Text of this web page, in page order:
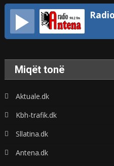
Miqët tonë
Aktuale.dk
Kbh-trafik.dk
Sllatina.dk
Antena.dk